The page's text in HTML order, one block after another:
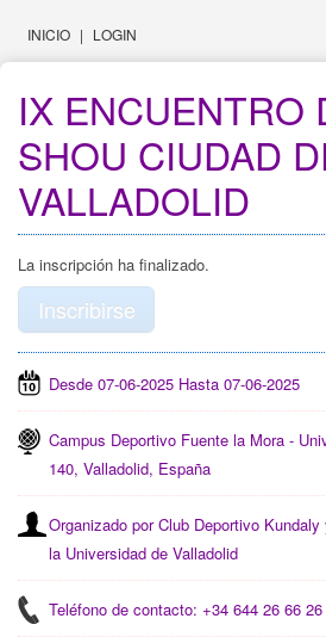
INICIO | LOGIN
IX ENCUENTRO
SHOU CIUDAD
VALLADOLID
La inscripción ha finalizado.
Inscribirse
Desde 07-06-2025 Hasta 07-06-2025
Campus Deportivo Fuente la Mora -
140, Valladolid, España
Organizado por Club Deportivo
la Universidad de Valladolid
Teléfono de contacto: +34 644 26 66 26